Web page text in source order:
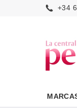
+34